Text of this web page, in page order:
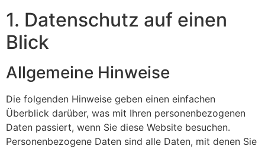
1. Datenschutz auf einen
Blick
Allgemeine Hinweise
Die folgenden Hinweise geben einen einfachen
Überblick darüber, was mit Ihren personenbezogenen
Daten passiert, wenn Sie diese Website besuchen.
Personenbezogene Daten sind alle Daten, mit denen Sie